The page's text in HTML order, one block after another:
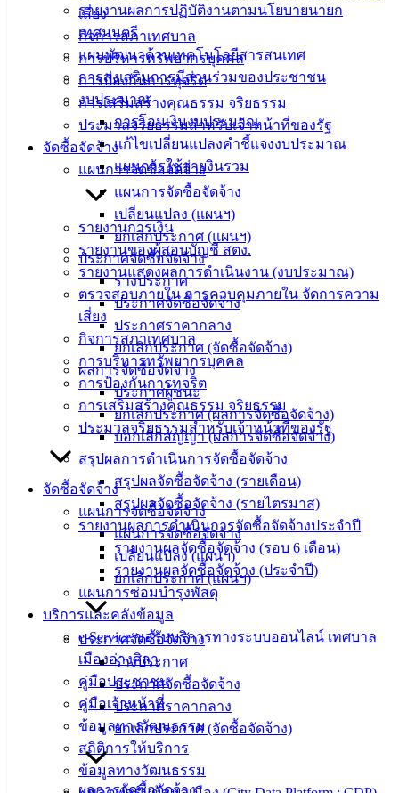
เสี่ยง
กิจการสภาเทศบาล
การบริหารทรัพยากรบุคคล
การป้องกันการทุจริต
การเสริมสร้างคุณธรรม จริยธรรม
ประมวลจริยธรรมสำหรับเจ้าหน้าที่ของรัฐ
จัดซื้อจัดจ้าง
แผนการจัดซื้อจัดจ้าง
แผนการจัดซื้อจัดจ้าง
เปลี่ยนแปลง (แผนฯ)
ยกเลิกประกาศ (แผนฯ)
ประกาศจัดซื้อจัดจ้าง
ร่างประกาศ
ประกาศจัดซื้อจัดจ้าง
ประกาศราคากลาง
ยกเลิกประกาศ (จัดซื้อจัดจ้าง)
ผลการจัดซื้อจัดจ้าง
ประกาศผู้ชนะ
ยกเลิกประกาศ (ผลการจัดซื้อจัดจ้าง)
บอกเลิกสัญญา (ผลการจัดซื้อจัดจ้าง)
สรุปผลการดำเนินการจัดซื้อจัดจ้าง
สรุปผลจัดซื้อจัดจ้าง (รายเดือน)
สรุปผลจัดซื้อจัดจ้าง (รายไตรมาส)
รายงานผลการดำเนินการจัดซื้อจัดจ้างประจำปี
รายงานผลจัดซื้อจัดจ้าง (รอบ 6 เดือน)
รายงานผลจัดซื้อจัดจ้าง (ประจำปี)
แผนการซ่อมบำรุงพัสดุ
บริการและคลังข้อมูล
e-Service ขอรับบริการทางระบบออนไลน์ เทศบาล
เมืองอ่างศิลา
คู่มือประชาชน
คู่มือเจ้าหน้าที่
ข้อมูลทางวัฒนธรรม
สถิติการให้บริการ
ข้อมูลทางวัฒนธรรม
รายงานผลการปฏิบัติงานตามนโยบายนายก
เทศมนตรี
แผนพัฒนาด้านเทคโนโลยีสารสนเทศ
การส่งเสริมการมีส่วนร่วมของประชาชน
งบประมาณ
การโอนเงินงบประมาณ
แก้ไขเปลี่ยนแปลงคำชี้แจงงบประมาณ
แผนการใช้จ่ายงินรวม
รายงานการเงิน
รายงานของผู้สอบบัญชี สตง.
รายงานแสดงผลการดำเนินงาน (งบประมาณ)
ตรวจสอบภายใน การควบคุมภายใน จัดการความ
เสี่ยง
กิจการสภาเทศบาล
การบริหารทรัพยากรบุคคล
การป้องกันการทุจริต
การเสริมสร้างคุณธรรม จริยธรรม
ประมวลจริยธรรมสำหรับเจ้าหน้าที่ของรัฐ
จัดซื้อจัดจ้าง
แผนการจัดซื้อจัดจ้าง
แผนการจัดซื้อจัดจ้าง
เปลี่ยนแปลง (แผนฯ)
ยกเลิกประกาศ (แผนฯ)
ประกาศจัดซื้อจัดจ้าง
ร่างประกาศ
ประกาศจัดซื้อจัดจ้าง
ประกาศราคากลาง
ยกเลิกประกาศ (จัดซื้อจัดจ้าง)
ผลการจัดซื้อจัดจ้าง
เทศบาล
สายตรง
นายก
ประวัติ
เทศบาล
ผู้บริหาร
ส่วน
เทศบาล
สงวนลิขสิทธิ์ © 2563 เทศบาลเมืองอ่างศิลา จังหวัดชลบุรี |
angsilacity.go.th | Powered byBuuscript